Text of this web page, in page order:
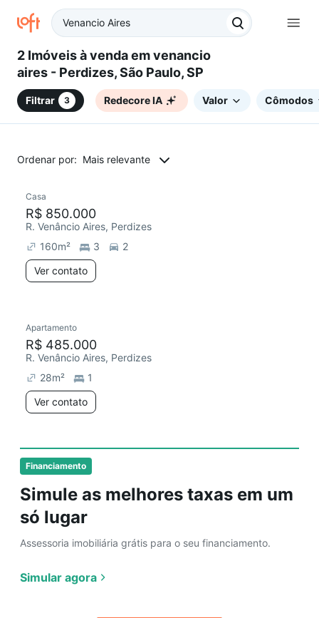
2 Imóveis à venda em venancio
aires - Perdizes, São Paulo, SP
Filtrar 3 Redecore IA Valor Cômodos
Ordenar por: Mais relevante
Financiamento
Simule as melhores taxas em um
só lugar
Assessoria imobiliária grátis para o seu financiamento.
Simular agora
Casa
R$ 850.000
R. Venâncio Aires, Perdizes
160m² 3
2
Ver contato
Redecorar
Apartamento
R$ 485.000
R. Venâncio Aires, Perdizes
28m²
1
Ver contato